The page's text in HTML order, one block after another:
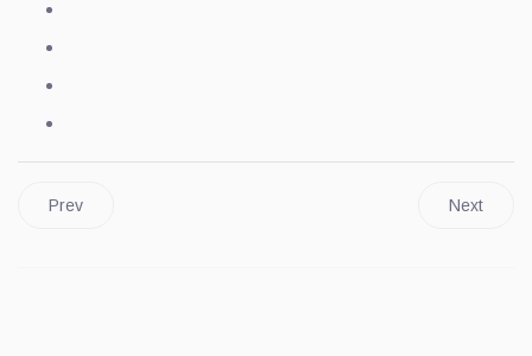
Prev Next